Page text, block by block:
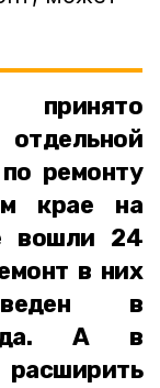
принято
ремонту
крае на
вошли 24
в них
в
А в
расширить